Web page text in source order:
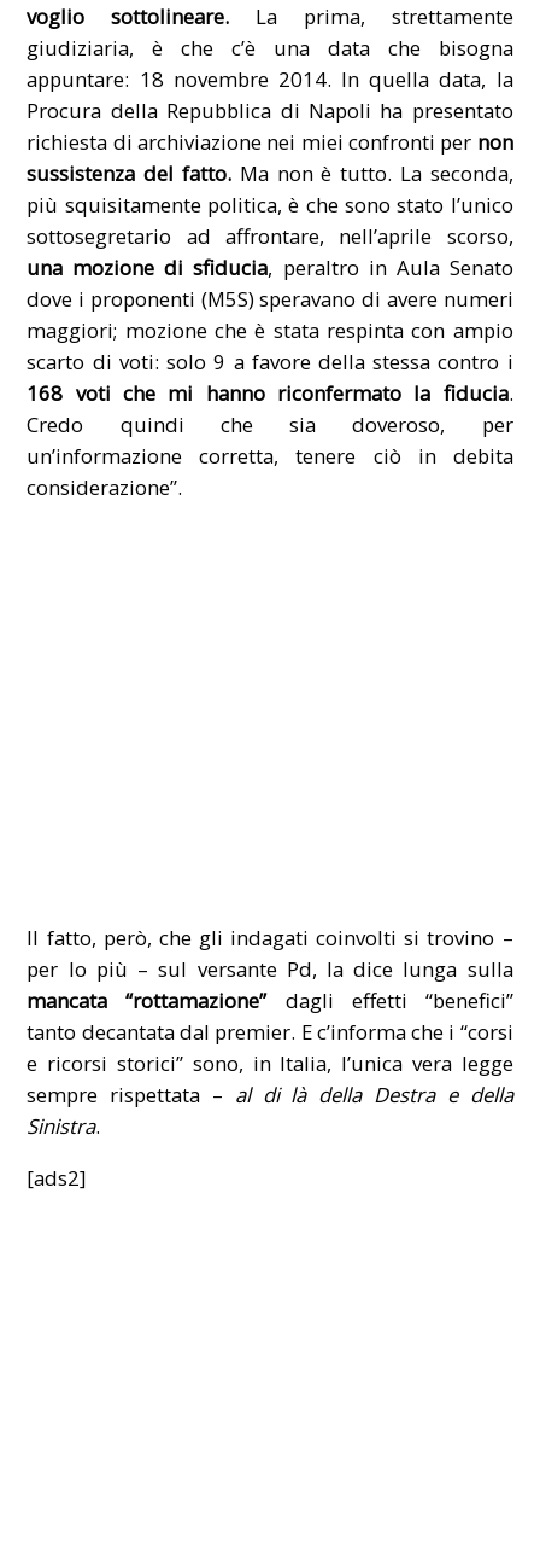
voglio sottolineare. La prima, strettamente
giudiziaria, è che c’è una data che bisogna
appuntare: 18 novembre 2014. In quella data, la
Procura della Repubblica di Napoli ha presentato
richiesta di archiviazione nei miei confronti per non
sussistenza del fatto.Ma non è tutto. La seconda,
più squisitamente politica, è che sono stato l’unico
sottosegretario ad affrontare, nell’aprile scorso,
una mozione di sfiducia, peraltro in Aula Senato
dove i proponenti (M5S) speravano di avere numeri
maggiori; mozione che è stata respinta con ampio
scarto di voti: solo 9 a favore della stessa contro i
168 voti che mi hanno riconfermato la fiducia.
Credo quindi che sia doveroso, per
un’informazione corretta, tenere ciò in debita
considerazione”.
Il fatto, però, che gli indagati coinvolti si trovino –
per lo più – sul versante Pd, la dice lunga sulla
mancata “rottamazione”dagli effetti “benefici”
tanto decantata dal premier. E c’informa che i “corsi
e ricorsi storici” sono, in Italia, l’unica vera legge
sempre rispettata – al di là della Destra e della
Sinistra.
[ads2]